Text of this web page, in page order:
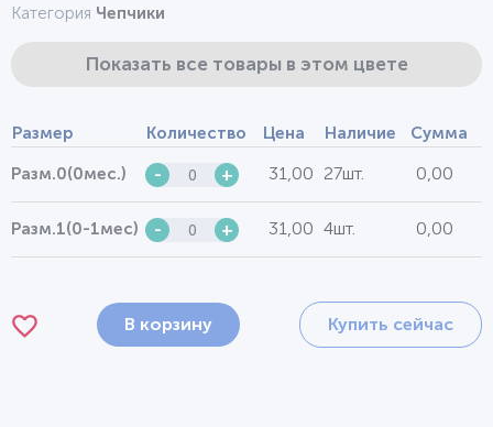
Категория Чепчики
Показать все товары в этом цвете
Размер Количество Цена Наличие Сумма
Разм.0(0мес.) - + 31,00 27шт. 0,00
Разм.1(0-1мес) - + 31,00 4шт. 0,00
В корзину Купить сейчас